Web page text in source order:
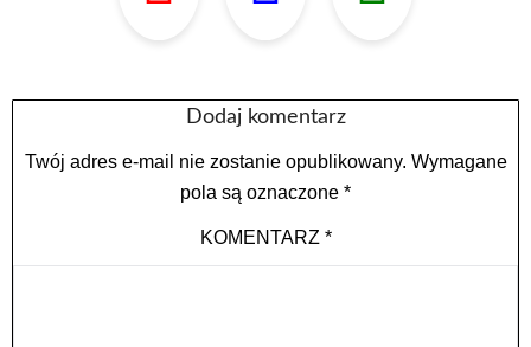
Dodaj komentarz
Twój adres e-mail nie zostanie opublikowany. Wymagane
pola są oznaczone *
KOMENTARZ *